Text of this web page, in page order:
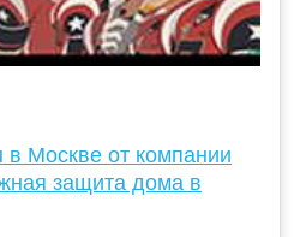
Москве от компании
защита дома в